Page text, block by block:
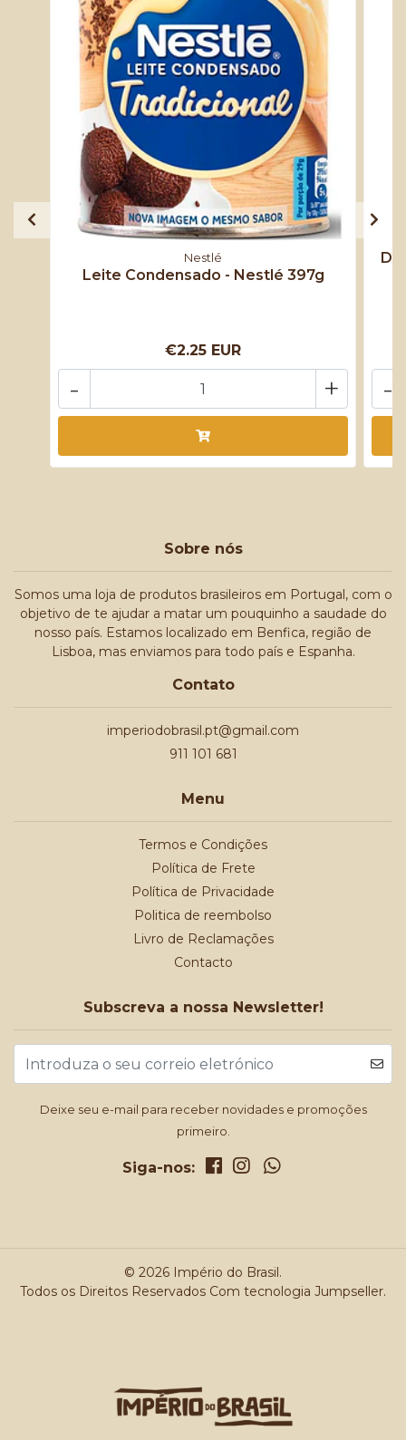
Nestlé
Leite Condensado - Nestlé 397g
€2.25 EUR
+
- -
Sobre nós
Somos uma loja de produtos brasileiros em Portugal, com o
objetivo de te ajudar a matar um pouquinho a saudade do
nosso país. Estamos localizado em Benfica, região de
Lisboa, mas enviamos para todo país e Espanha.
Contato
imperiodobrasil.pt@gmail.com
911 101 681
Menu
Termos e Condições
Política de Frete
Política de Privacidade
Politica de reembolso
Livro de Reclamações
Contacto
Subscreva a nossa Newsletter!
Deixe seu e-mail para receber novidades e promoções
primeiro.
Siga-nos:
© 2026 Império do Brasil.
Todos os Direitos Reservados Com tecnologia Jumpseller.